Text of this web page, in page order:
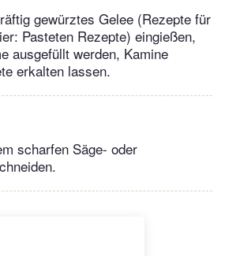
gewürztes Gelee (Rezepte für
Pasteten Rezepte) eingießen,
ausgefüllt werden, Kamine
erkalten lassen.
scharfen Säge- oder